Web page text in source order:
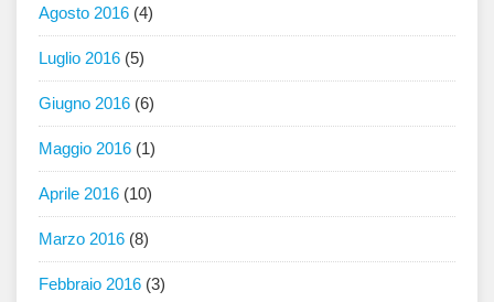
Agosto 2016 (4)
Luglio 2016 (5)
Giugno 2016 (6)
Maggio 2016 (1)
Aprile 2016 (10)
Marzo 2016 (8)
Febbraio 2016 (3)